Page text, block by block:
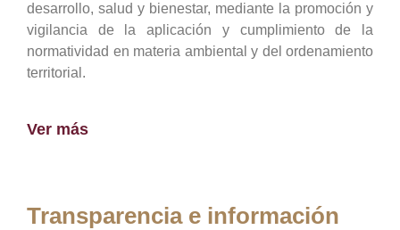
desarrollo, salud y bienestar, mediante la promoción y
vigilancia de la aplicación y cumplimiento de la
normatividad en materia ambiental y del ordenamiento
territorial.
Ver más
Transparencia e información